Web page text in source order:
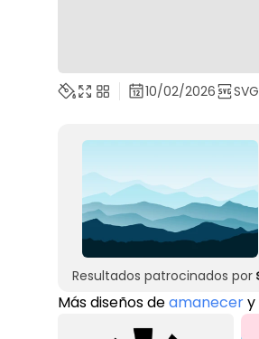
10/02/2026 SVG
Resultados patrocinados por
Más diseños deamanecery